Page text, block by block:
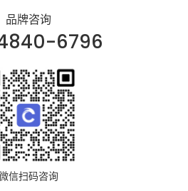
品牌咨询
6796
信扫码咨询